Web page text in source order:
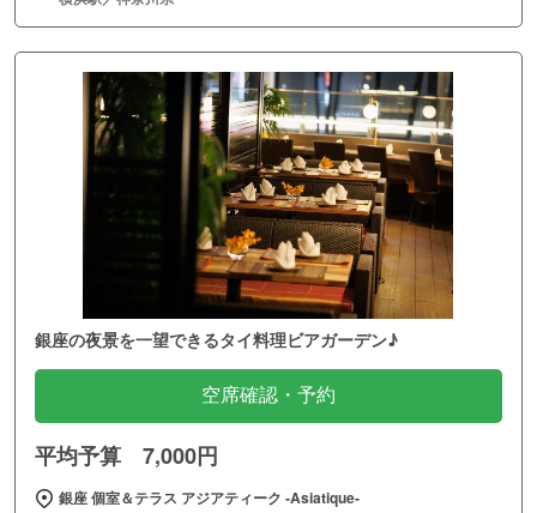
銀座の夜景を一望できるタイ料理ビアガーデン♪
空席確認・予約
平均予算 7,000円
銀座 個室＆テラス アジアティーク ‐Asiatique‐